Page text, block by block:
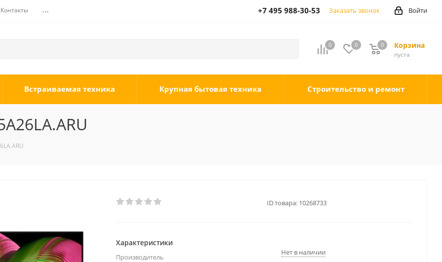
Контакты ... Войти
+7 495 988-30-53 Заказать звонок
0 0 Корзина
0
пуста
0
Встраиваемая техника Крупная бытовая техника Строительство и ремонт
ID товара: 10268733
Характеристики
Производитель
Нет в наличии